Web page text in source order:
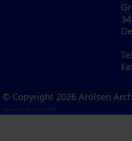
Tel
© Copyright 2026 Arolsen
Visual Library Server 2026